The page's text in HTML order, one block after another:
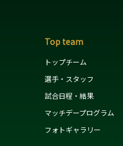
Top team
トップチーム
選手・スタッフ
試合日程・結果
マッチデープログラム
フォトギャラリー